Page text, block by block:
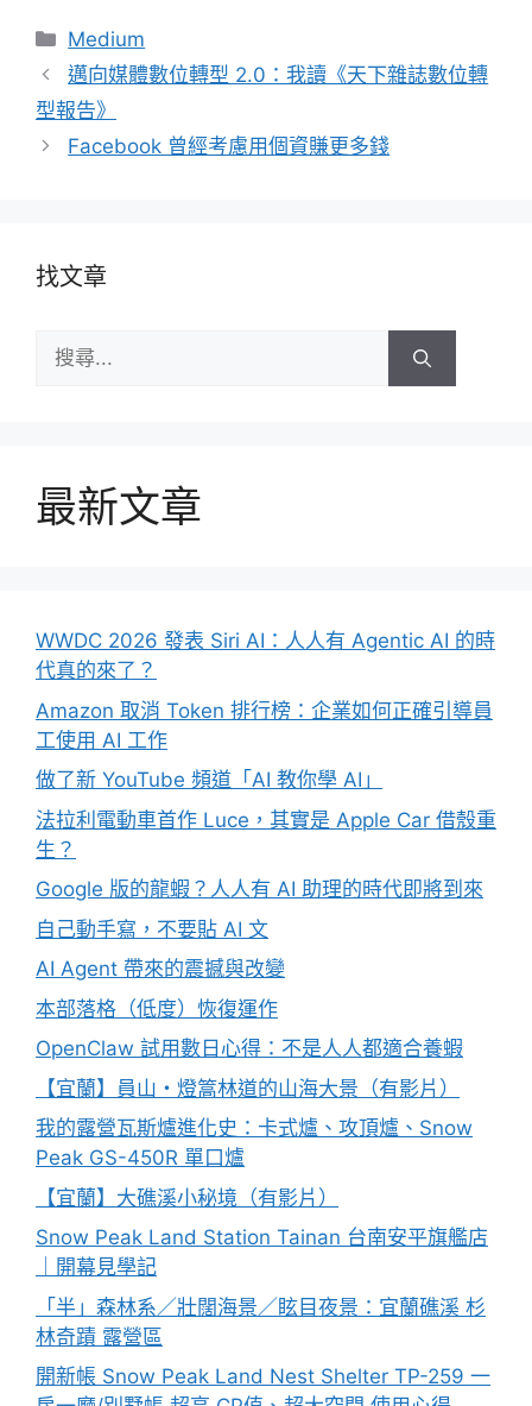
分
類
Medium
邁向媒體數位轉型 2.0：我讀《天下雜誌數位轉
型報告》
Facebook 曾經考慮用個資賺更多錢
找文章
尋:
最新文章
WWDC 2026 發表 Siri AI：人人有 Agentic AI 的時
代真的來了？
Amazon 取消 Token 排行榜：企業如何正確引導員
工使用 AI 工作
做了新 YouTube 頻道「AI 教你學 AI」
法拉利電動車首作 Luce，其實是 Apple Car 借殼重
生？
Google 版的龍蝦？人人有 AI 助理的時代即將到來
自己動手寫，不要貼 AI 文
AI Agent 帶來的震撼與改變
本部落格（低度）恢復運作
OpenClaw 試用數日心得：不是人人都適合養蝦
【宜蘭】員山・燈篙林道的山海大景（有影片）
我的露營瓦斯爐進化史：卡式爐、攻頂爐、Snow
Peak GS-450R 單口爐
【宜蘭】大礁溪小秘境（有影片）
Snow Peak Land Station Tainan 台南安平旗艦店
｜開幕見學記
「半」森林系／壯闊海景／眩目夜景：宜蘭礁溪 杉
林奇蹟 露營區
開新帳 Snow Peak Land Nest Shelter TP-259 一